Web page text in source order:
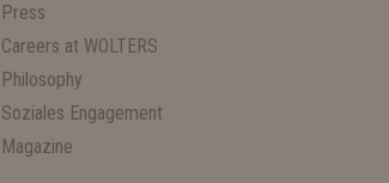
Press
Careers at WOLTERS
Philosophy
Soziales Engagement
Magazine